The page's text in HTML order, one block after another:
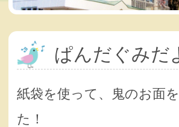
ぱんだぐみだ
紙袋を使って、鬼のお面
た！